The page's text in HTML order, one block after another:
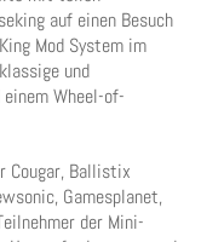
auf einen Besuch
Mod System im
und
Wheel-of-
Cougar, Ballistix
Gamesplanet,
der Mini-